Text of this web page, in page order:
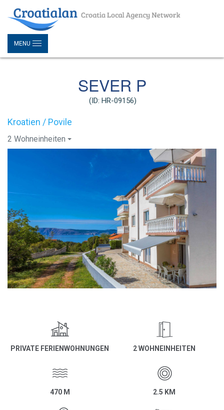
MENU
SEVER P
(ID: HR-09156)
Kroatien / Povile
2 Wohneinheiten
PRIVATE FERIENWOHNUNGEN 2 WOHNEINHEITEN
470 M 2.5 KM